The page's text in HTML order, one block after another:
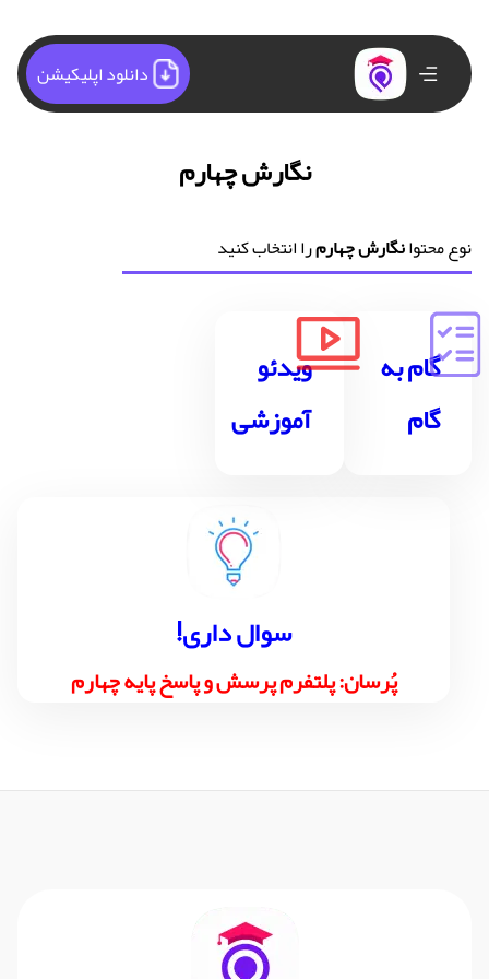
دانلود اپلیکیشن
نگارش چهارم
نوع محتوانگارش چهارمرا انتخاب کنید
گام به
گام
ویدئو
آموزشی
!سوال داری
پُرسان: پلتفرم پرسش و پاسخ پایه چهارم